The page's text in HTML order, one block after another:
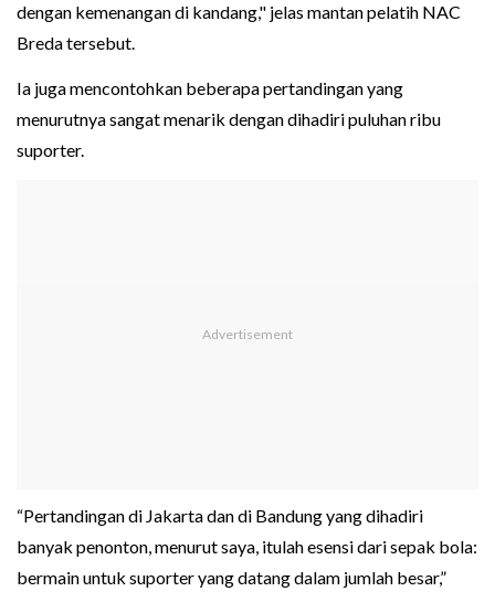
dengan kemenangan di kandang," jelas mantan pelatih NAC
Breda tersebut.
Ia juga mencontohkan beberapa pertandingan yang
menurutnya sangat menarik dengan dihadiri puluhan ribu
suporter.
“Pertandingan di Jakarta dan di Bandung yang dihadiri
banyak penonton, menurut saya, itulah esensi dari sepak bola:
bermain untuk suporter yang datang dalam jumlah besar,”